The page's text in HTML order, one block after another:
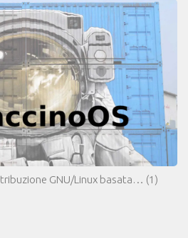
GNU/Linux basata… (1)